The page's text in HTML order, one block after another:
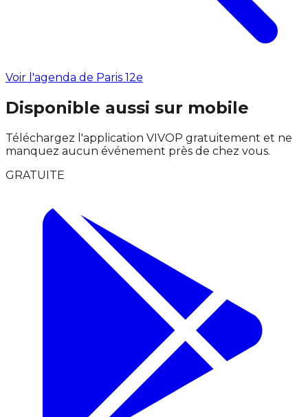
Voir l'agenda de Paris 12e
Disponible aussi sur mobile
Téléchargez l'application VIVOP gratuitement et ne
manquez aucun événement près de chez vous.
GRATUITE